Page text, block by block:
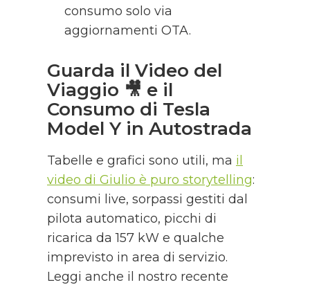
consumo solo via
aggiornamenti OTA.
Guarda il Video del
Viaggio 🎥 e il
Consumo di Tesla
Model Y in Autostrada
Tabelle e grafici sono utili, ma il
video di Giulio è puro storytelling:
consumi live, sorpassi gestiti dal
pilota automatico, picchi di
ricarica da 157 kW e qualche
imprevisto in area di servizio.
Leggi anche il nostro recente